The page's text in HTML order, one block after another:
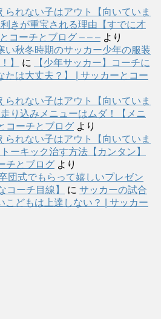
られない子はアウト【向いていま
きが重宝される理由【すでに才
コーチとブログ – – – より
い秋冬時期のサッカー少年の服装
】
に
【少年サッカー】コーチに
たは大丈夫？】 | サッカーとコー
られない子はアウト【向いていま
走り込みメニューはムダ！【メニ
コーチとブログ より
られない子はアウト【向いていま
ーキック治す方法【カンタン】
チとブログ より
団式でもらって嬉しいプレゼン
コーチ目線】
に サッカーの試合
こどもは上達しない？ | サッカー